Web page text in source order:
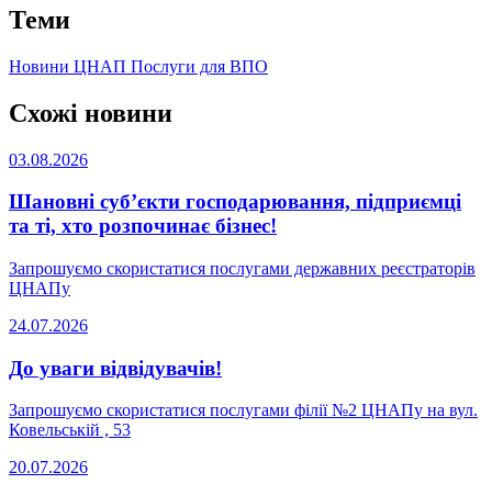
Теми
Новини ЦНАП Послуги для ВПО
Схожі новини
03.08.2026
Шановні суб’єкти господарювання, підприємці
та ті, хто розпочинає бізнес!
Запрошуємо скористатися послугами державних реєстраторів
ЦНАПу
24.07.2026
До уваги відвідувачів!
Запрошуємо скористатися послугами філії №2 ЦНАПу на вул.
Ковельській , 53
20.07.2026